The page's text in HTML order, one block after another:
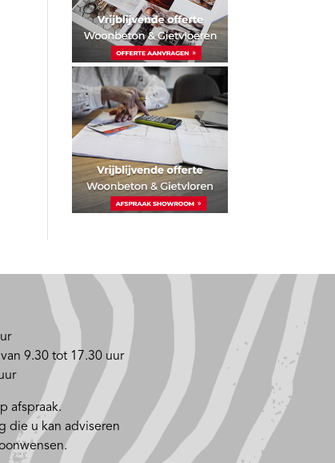
9.30 tot 17.30 uur
afspraak.
die u kan adviseren